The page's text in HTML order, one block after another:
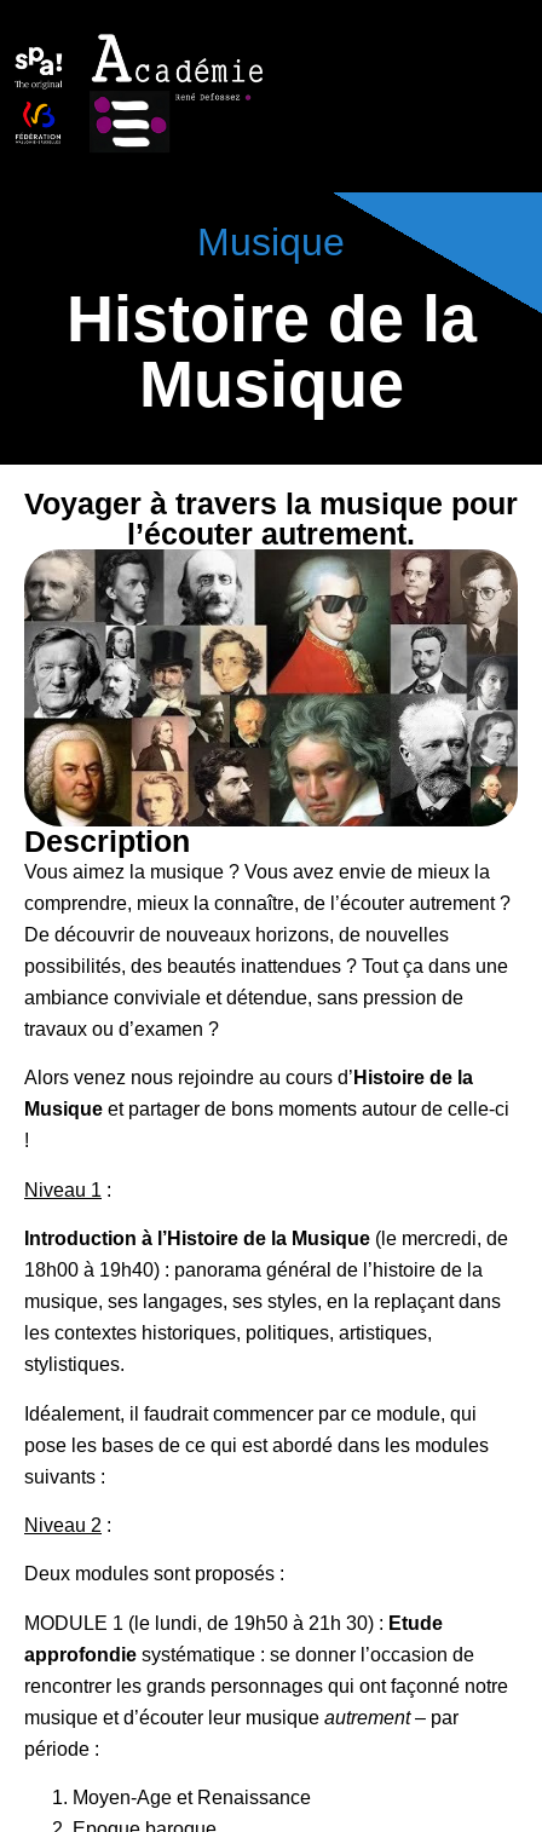
Musique
Histoire de la
Musique
Voyager à travers la musique pour
l’écouter autrement.
Description
Vous aimez la musique ? Vous avez envie de mieux la
comprendre, mieux la connaître, de l’écouter autrement ?
De découvrir de nouveaux horizons, de nouvelles
possibilités, des beautés inattendues ? Tout ça dans une
ambiance conviviale et détendue, sans pression de
travaux ou d’examen ?
Alors venez nous rejoindre au cours d’ Histoire de la
Musique et partager de bons moments autour de celle-ci
!
Niveau 1 :
Introduction à l’Histoire de la Musique (le mercredi, de
18h00 à 19h40) : panorama général de l’histoire de la
musique, ses langages, ses styles, en la replaçant dans
les contextes historiques, politiques, artistiques,
stylistiques.
Idéalement, il faudrait commencer par ce module, qui
pose les bases de ce qui est abordé dans les modules
suivants :
Niveau 2 :
Deux modules sont proposés :
MODULE 1 (le lundi, de 19h50 à 21h 30) : Etude
approfondie systématique : se donner l’occasion de
rencontrer les grands personnages qui ont façonné notre
musique et d’écouter leur musique autrement– par
période :
Moyen-Age et Renaissance